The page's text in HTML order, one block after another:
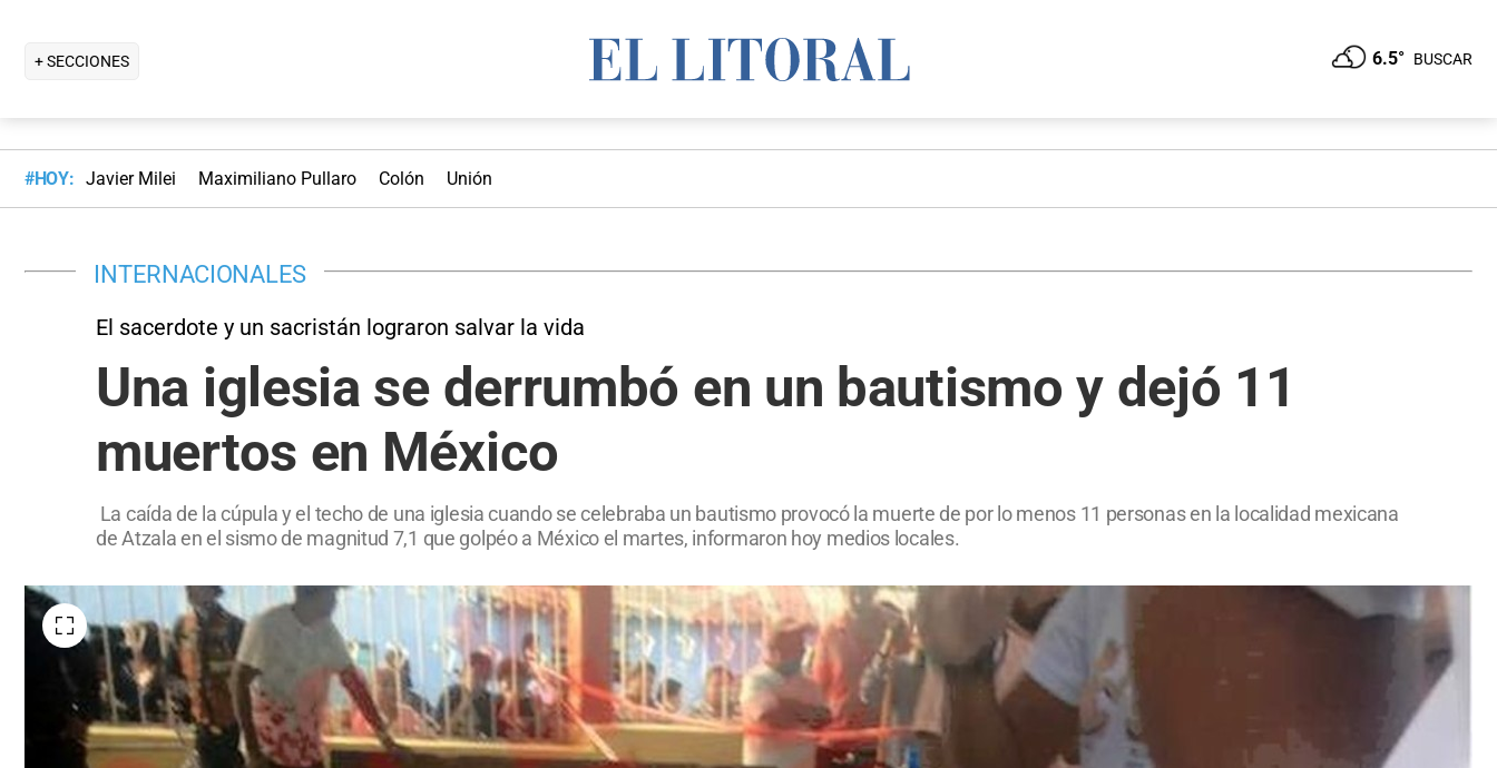
+ SECCIONES 6.5° BUSCAR
#HOY: Javier Milei Maximiliano Pullaro Colón Unión
INTERNACIONALES
El sacerdote y un sacristán lograron salvar la vida
Una iglesia se derrumbó en un bautismo y dejó 11
muertos en México
La caída de la cúpula y el techo de una iglesia cuando se celebraba un bautismo provocó la muerte de por lo menos 11 personas en la localidad mexicana
de Atzala en el sismo de magnitud 7,1 que golpéo a México el martes, informaron hoy medios locales.